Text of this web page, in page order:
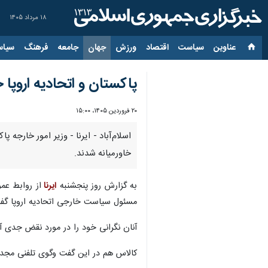
۱۸ مرداد ۱۴۰۵
عناوین‌ سیاست اقتصاد ورزش جهان جامعه فرهنگ
پاکستان و اتحادیه
۲۰ فروردین ۱۴۰۵، ۱۵:۰۰